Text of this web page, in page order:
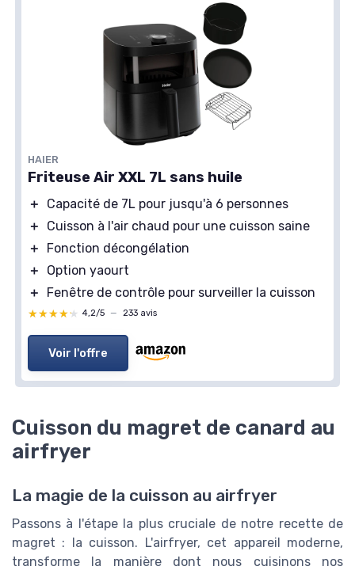
HAIER
Friteuse Air XXL 7L sans huile
＋
Capacité de 7L pour jusqu'à 6 personnes
＋
Cuisson à l'air chaud pour une cuisson saine
＋
Fonction décongélation
＋
Option yaourt
＋
Fenêtre de contrôle pour surveiller la cuisson
★★★★★
★★★★★ 4,2/5 — 233 avis
Voir l'offre
Cuisson du magret de canard au
airfryer
La magie de la cuisson au airfryer
Passons à l'étape la plus cruciale de notre recette de
magret : la cuisson. L'airfryer, cet appareil moderne,
transforme la manière dont nous cuisinons nos